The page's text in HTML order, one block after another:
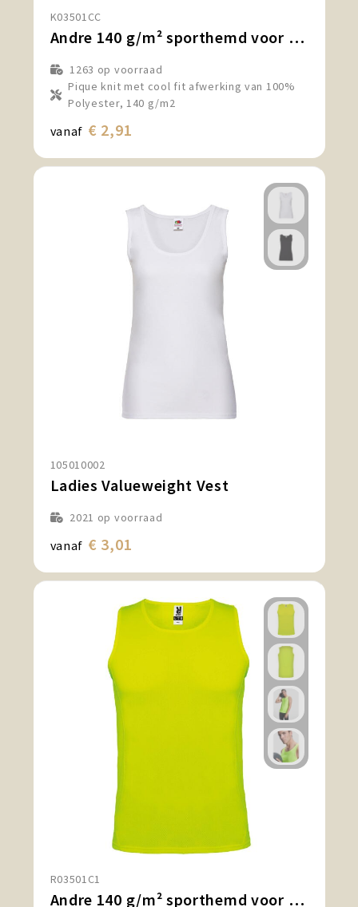
K03501CC
Andre 140 g/m² sporthemd voor kinderen
1263 op voorraad
Pique knit met cool fit afwerking van 100%
Polyester, 140 g/m2
vanaf € 2,91
105010002
Ladies Valueweight Vest
2021 op voorraad
vanaf € 3,01
R03501C1
Andre 140 g/m² sporthemd voor heren